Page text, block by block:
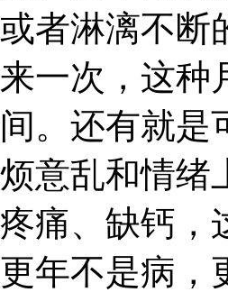
者淋漓不断
一次，这种
。还有就是
意乱和情绪
痛、缺钙，
年不是病